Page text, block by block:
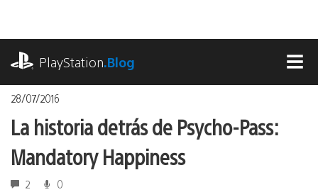
contenido
PlayStation.Blog
28/07/2016
La historia detrás de Psycho-Pass:
Mandatory Happiness
2 0